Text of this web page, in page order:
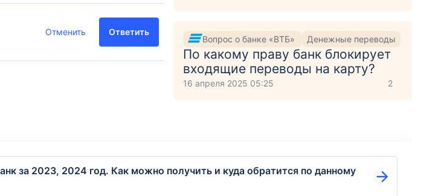
Отменить Ответить
Вопрос о банке «ВТБ» Денежные переводы
По какому праву банк блокирует
входящие переводы на карту?
16 апреля 2025 05:25 2
за 2023, 2024 год. Как можно получить и куда обратится по данному